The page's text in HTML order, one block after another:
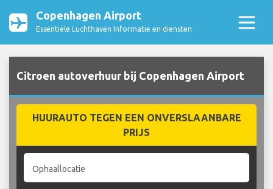
Copenhagen Airport
Essentiële Luchthaven Informatie en diensten
Citroen autoverhuur bij Copenhagen Airport
HUURAUTO TEGEN EEN ONVERSLAANBARE
PRIJS
Ophaallocatie